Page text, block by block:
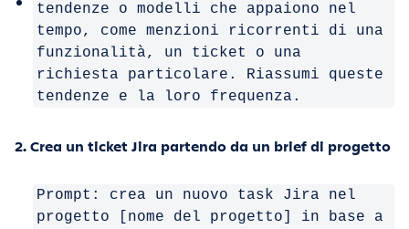
tendenze o modelli che appaiono nel
tempo, come menzioni ricorrenti di una
funzionalità, un ticket o una
richiesta particolare. Riassumi queste
tendenze e la loro frequenza.
2. Crea un ticket Jira partendo da un brief di progetto
Prompt: crea un nuovo task Jira nel
progetto [nome del progetto] in base a